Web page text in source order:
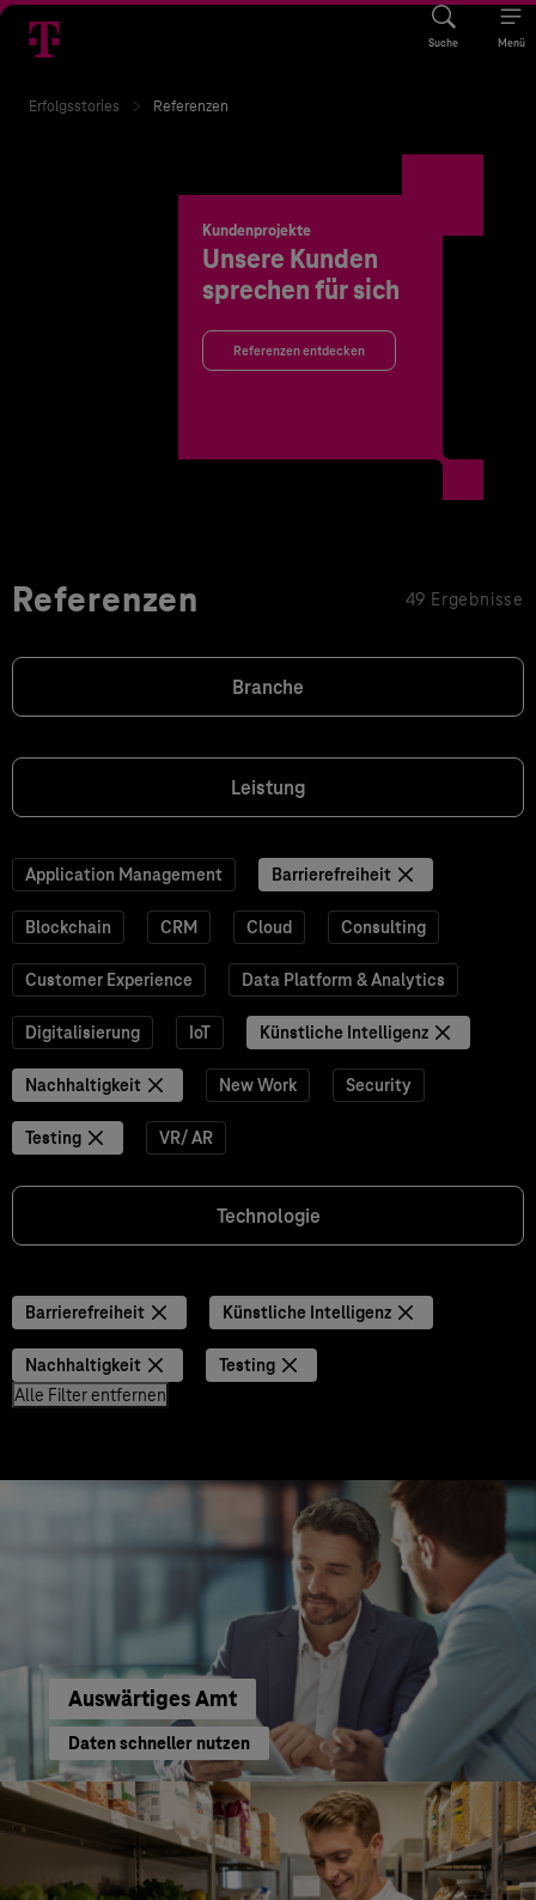
Suche Menü
Erfolgsstories Referenzen
Kundenprojekte
Unsere Kunden
sprechen für sich
Referenzen entdecken
Referenzen 49 Ergebnisse
Branche
Leistung
Application Management Barrierefreiheit
Blockchain CRM Cloud Consulting
Customer Experience Data Platform & Analytics
Digitalisierung IoT Künstliche Intelligenz
Nachhaltigkeit New Work Security
Testing VR/ AR
Technologie
Barrierefreiheit Künstliche Intelligenz
Nachhaltigkeit
Testing
Alle Filter entfernen
Auswärtiges Amt
Daten schneller nutzen